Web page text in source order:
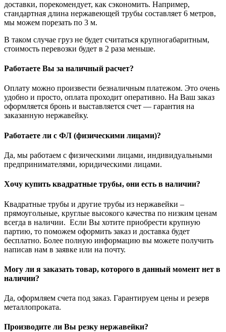
доставки, порекомендует, как сэкономить. Например,
стандартная длина нержавеющей трубы составляет 6 метров,
мы можем порезать по 3 м.
В таком случае груз не будет считаться крупногабаритным,
стоимость перевозки будет в 2 раза меньше.
Работаете Вы за наличный расчет?
Оплату можно произвести безналичным платежом. Это очень
удобно и просто, оплата проходит оперативно. На Ваш заказ
оформляется бронь и выставляется счет — гарантия на
заказанную нержавейку.
Работаете ли с ФЛ (физическими лицами)?
Да, мы работаем с физическими лицами, индивидуальными
предпринимателями, юридическими лицами.
Хочу купить квадратные трубы, они есть в наличии?
Квадратные трубы и другие трубы из нержавейки –
прямоугольные, круглые высокого качества по низким ценам
всегда в наличии. Если Вы хотите приобрести крупную
партию, то поможем оформить заказ и доставка будет
бесплатно. Более полную информацию вы можете получить
написав нам в заявке или на почту.
Могу ли я заказать товар, которого в данный момент нет в
наличии?
Да, оформляем счета под заказ. Гарантируем цены и резерв
металлопроката.
Производите ли Вы резку нержавейки?